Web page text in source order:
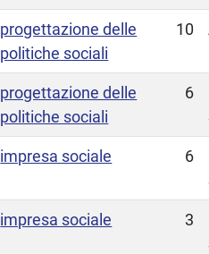
progettazione delle
politiche sociali
10
progettazione delle
politiche sociali
6
impresa sociale 6
impresa sociale 3